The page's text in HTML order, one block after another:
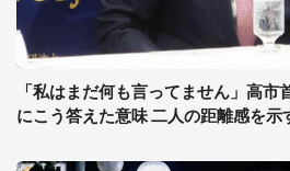
「私はまだ何も言ってません」高
にこう答えた意味 二人の距離感を示